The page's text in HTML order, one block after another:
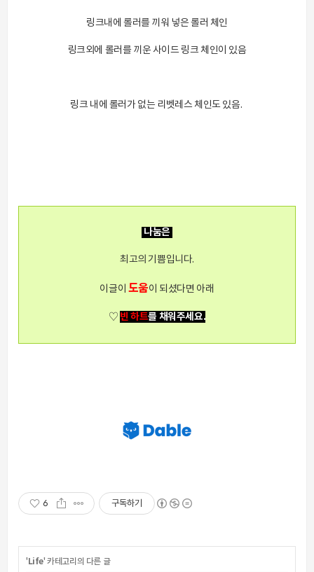
링크내에 롤러를 끼워 넣은 롤러 체인
링크외에 롤러를 끼운 사이드 링크 체인이 있음
링크 내에 롤러가 없는 리벳레스 체인도 있음.
나눔은
최고의 기쁨입니다.
이글이 도움이 되셨다면 아래
♡ 빈 하트를 채워주세요.
6 구독하기
' Life' 카테고리의 다른 글